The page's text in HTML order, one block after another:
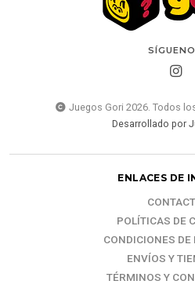
Juegos Gori 2026. Todos
Desarrollado por
ENLACES DE
POLÍTICAS DE
CONDICIONES DE
ENVÍOS Y
TÉRMINOS Y